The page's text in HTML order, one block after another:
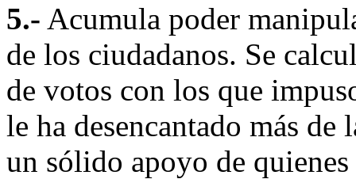
5.- Acumula poder
de los ciudadanos. Se
de votos con los que
le ha desencantado más
un sólido apoyo de